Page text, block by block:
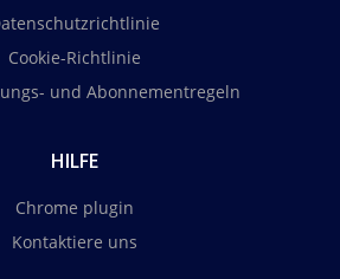
Cookie-Richtlinie
und Abonnementregeln
HILFE
Chrome plugin
Kontaktiere uns